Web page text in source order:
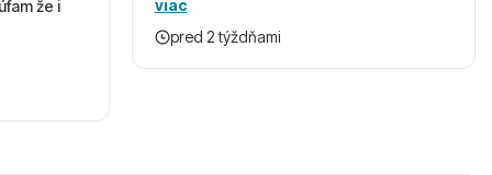
že i
viac
pred 2 týždňami